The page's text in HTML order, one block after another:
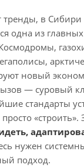
тренды, в
одна из
новый
— суровый
стандарты
«строить».
нужен
подход.